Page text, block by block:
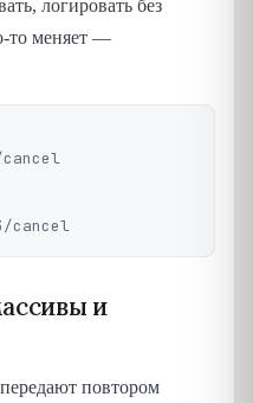
логировать без
то меняет —
и
повтором